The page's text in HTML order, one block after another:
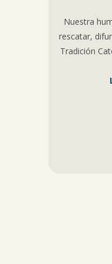
Nuestra
rescatar,
Tradición